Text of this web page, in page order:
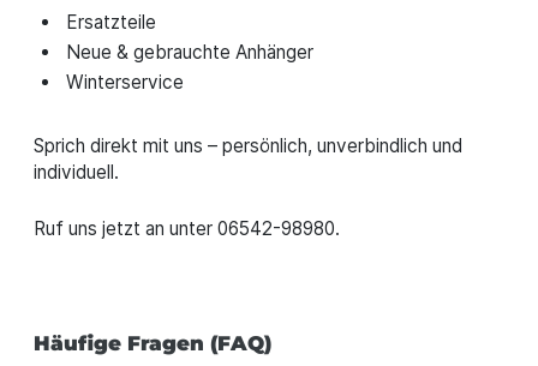
Ersatzteile
Neue & gebrauchte Anhänger
Winterservice
Sprich direkt mit uns – persönlich, unverbindlich und
individuell.
Ruf uns jetzt an unter 06542-98980.
Häufige Fragen (FAQ)